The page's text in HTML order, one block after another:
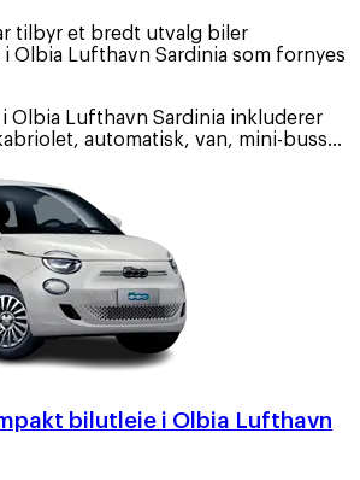
tilbyr et bredt utvalg biler
Olbia Lufthavn Sardinia som fornyes
Olbia Lufthavn Sardinia inkluderer
automatisk, van, mini-buss…
bilutleie i Olbia Lufthavn